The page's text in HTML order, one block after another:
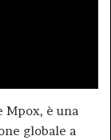
Mpox, è una
globale a